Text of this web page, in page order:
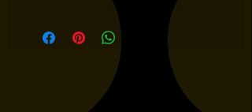
modello HH 731-393 per
PASSEGGERO!!!! compatibile
con i seguenti modelli:HONDA
VT125 SHADOW, VT600C 99-
UP, VLX 99-UP, VF700C,